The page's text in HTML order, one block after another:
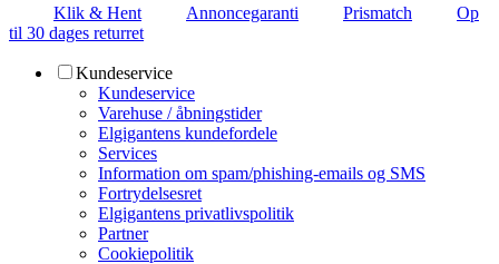
Klik & Hent Annoncegaranti Prismatch
Op
til 30 dages returret
Kundeservice
Kundeservice
Varehuse / åbningstider
Elgigantens kundefordele
Services
Information om spam/phishing-emails og SMS
Fortrydelsesret
Elgigantens privatlivspolitik
Partner
Cookiepolitik